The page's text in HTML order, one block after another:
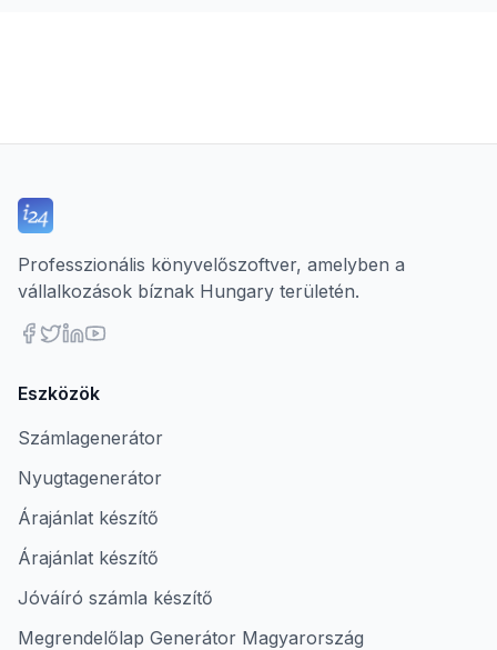
Professzionális könyvelőszoftver, amelyben a
vállalkozások bíznak Hungary területén.
Eszközök
Számlagenerátor
Nyugtagenerátor
Árajánlat készítő
Árajánlat készítő
Jóváíró számla készítő
Megrendelőlap Generátor Magyarország